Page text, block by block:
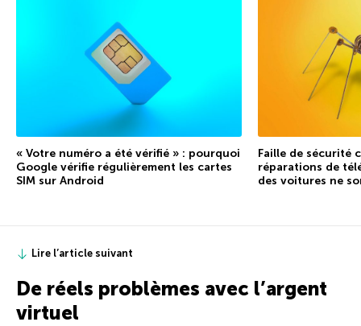
« Votre numéro a été vérifié » : pourquoi
Google vérifie régulièrement les cartes
SIM sur Android
Faille de sécurité
réparations de
des voitures ne
Lire l’article suivant
De réels problèmes avec l’argent
virtuel